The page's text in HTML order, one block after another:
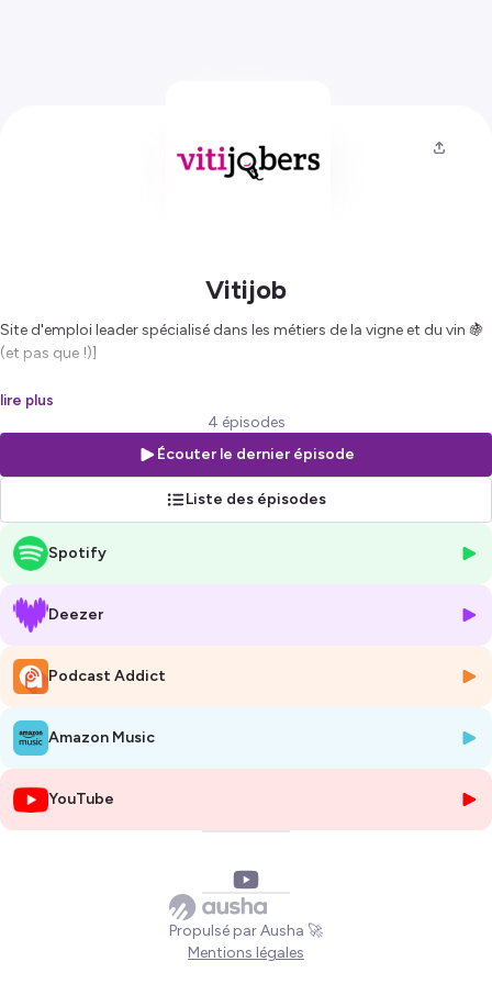
Vitijob
Site d'emploi leader spécialisé dans les métiers de la vigne et du vin 🍇
(et pas que !)]
Venez-ici à la rencontre de professionnel(les) du secteur et découvrez
Vivez votre passion et rejoignez dès maintenant les nouveaux talents
Hébergé par Ausha. Visitez
pour plus d'informations.
lire plus
4 épisodes
Écouter le dernier épisode
Liste des épisodes
Spotify
Deezer
Podcast Addict
Amazon Music
YouTube
Propulsé par Ausha 🚀
Mentions légales